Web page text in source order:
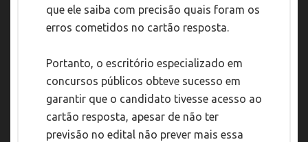
que ele saiba com precisão quais foram os
erros cometidos no cartão resposta.
Portanto, o escritório especializado em
concursos públicos obteve sucesso em
garantir que o candidato tivesse acesso ao
cartão resposta, apesar de não ter
previsão no edital não prever mais essa